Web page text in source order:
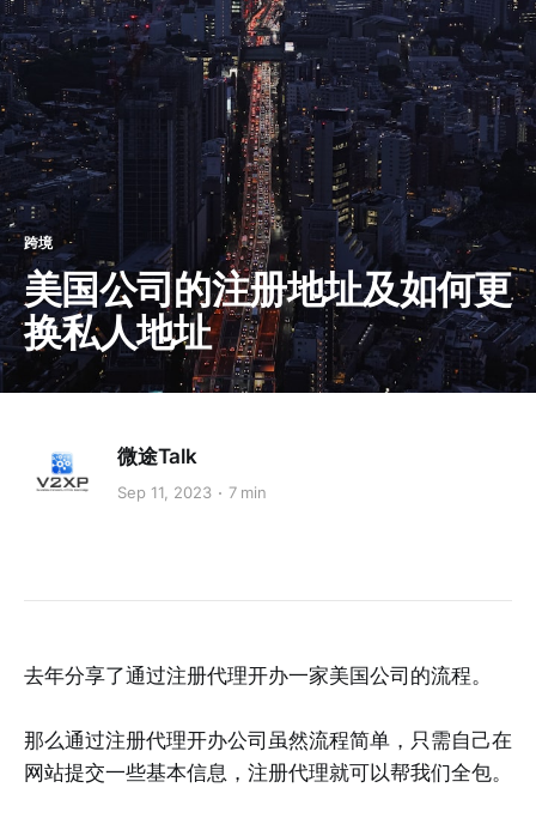
跨境
美国公司的注册地址及如何更
换私人地址
微途Talk
Sep 11, 2023 7 min
去年分享了通过注册代理开办一家美国公司的流程。
那么通过注册代理开办公司虽然流程简单，只需自己在
网站提交一些基本信息，注册代理就可以帮我们全包。